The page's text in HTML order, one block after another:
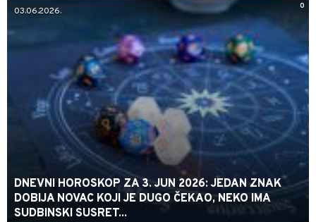
0
03.06.2026.
DNEVNI HOROSKOP ZA 3. JUN 2026: JEDAN ZNAK
DOBIJA NOVAC KOJI JE DUGO ČEKAO, NEKO IMA
SUDBINSKI SUSRET...